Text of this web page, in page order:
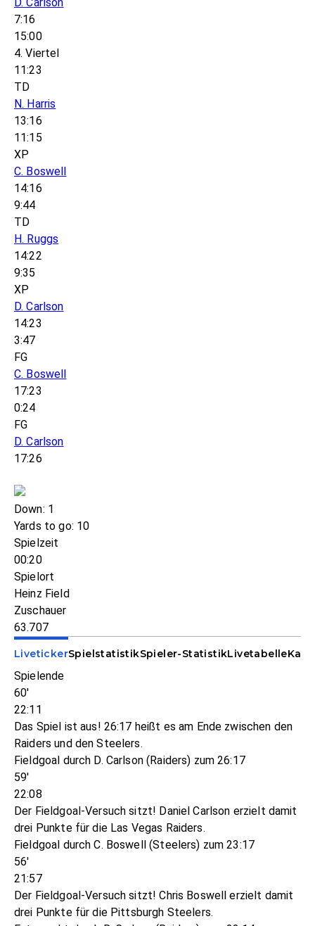
7:16
15:00
4. Viertel
11:23
TD
N. Harris
13:16
11:15
XP
C. Boswell
14:16
9:44
TD
H. Ruggs
14:22
9:35
XP
D. Carlson
14:23
3:47
FG
C. Boswell
17:23
0:24
FG
D. Carlson
17:26
Down: 1
Yards to go: 10
Spielzeit
00:20
Spielort
Heinz Field
Zuschauer
63.707
LivetickerSpielstatistikSpieler-StatistikLivetabelle
Spielende
60'
22:11
Das Spiel ist aus! 26:17 heißt es am Ende zwischen den
Raiders und den Steelers.
Fieldgoal durch D. Carlson (Raiders) zum 26:17
59'
22:08
Der Fieldgoal-Versuch sitzt! Daniel Carlson erzielt damit
drei Punkte für die Las Vegas Raiders.
Fieldgoal durch C. Boswell (Steelers) zum 23:17
56'
21:57
Der Fieldgoal-Versuch sitzt! Chris Boswell erzielt damit
drei Punkte für die Pittsburgh Steelers.